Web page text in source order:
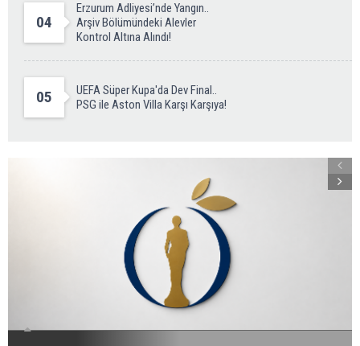
04
Erzurum Adliyesi’nde Yangın..
Arşiv Bölümündeki Alevler
Kontrol Altına Alındı!
05
UEFA Süper Kupa'da Dev Final..
PSG ile Aston Villa Karşı Karşıya!